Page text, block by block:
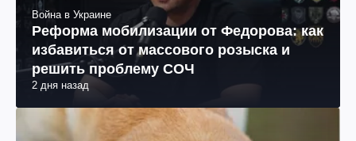
Война в Украине
Реформа мобилизации от Федорова: как
избавиться от массового розыска и
решить проблему СОЧ
2 дня назад